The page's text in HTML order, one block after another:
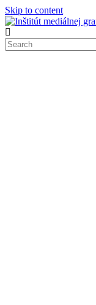
Skip to content